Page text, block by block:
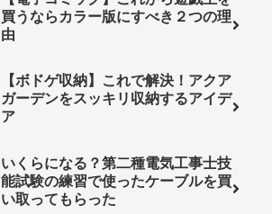
買うならカラー版にすべき２つの理
由
【ボドゲ収納】これで解決！アクア
ガーデンをスッキリ収納するアイデ
ア
いくらになる？第二種電気工事士技
能試験の練習で使ったケーブルを買
い取ってもらった